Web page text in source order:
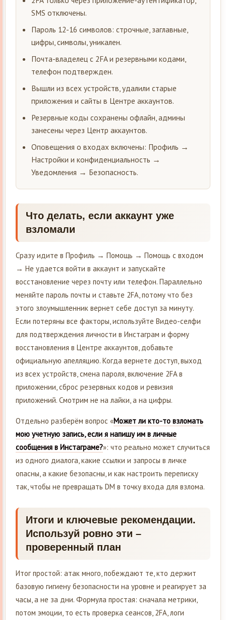
SMS отключены.
Пароль 12-16 символов: строчные, заглавные,
цифры, символы, уникален.
Почта-владелец с 2FA и резервными кодами,
телефон подтвержден.
Вышли из всех устройств, удалили старые
приложения и сайты в Центре аккаунтов.
Резервные коды сохранены офлайн, админы
занесены через Центр аккаунтов.
Оповещения о входах включены: Профиль →
Настройки и конфиденциальность →
Уведомления → Безопасность.
Что делать, если аккаунт уже
взломали
Сразу идите в Профиль → Помощь → Помощь с входом
→ Не удается войти в аккаунт и запускайте
восстановление через почту или телефон. Параллельно
меняйте пароль почты и ставьте 2FA, потому что без
этого злоумышленник вернет себе доступ за минуту.
Если потеряны все факторы, используйте Видео-селфи
для подтверждения личности в Инстаграм и форму
восстановления в Центре аккаунтов, добавьте
официальную апелляцию. Когда вернете доступ, выход
из всех устройств, смена пароля, включение 2FA в
приложении, сброс резервных кодов и ревизия
приложений. Смотрим не на лайки, а на цифры.
Отдельно разберём вопрос «Может ли кто-то взломать
мою учетную запись, если я напишу им в личные
сообщения в Инстаграме?»: что реально может случиться
из одного диалога, какие ссылки и запросы в личке
опасны, а какие безопасны, и как настроить переписку
так, чтобы не превращать DM в точку входа для взлома.
Итоги и ключевые рекомендации.
Используй ровно эти –
проверенный план
Итог простой: атак много, побеждают те, кто держит
базовую гигиену безопасности на уровне и реагирует за
часы, а не за дни. Формула простая: сначала метрики,
потом эмоции, то есть проверка сеансов, 2FA, логи